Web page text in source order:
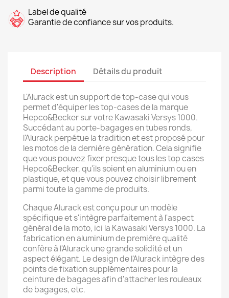
Label de qualité
Garantie de confiance sur vos produits.
Description Détails du produit
L'Alurack est un support de top-case qui vous
permet d'équiper les top-cases de la marque
Hepco&Becker sur votre Kawasaki Versys 1000.
Succédant au porte-bagages en tubes ronds,
l'Alurack perpétue la tradition et est proposé pour
les motos de la dernière génération. Cela signifie
que vous pouvez fixer presque tous les top cases
Hepco&Becker, qu'ils soient en aluminium ou en
plastique, et que vous pouvez choisir librement
parmi toute la gamme de produits.
Chaque Alurack est conçu pour un modèle
spécifique et s'intègre parfaitement à l'aspect
général de la moto, ici la Kawasaki Versys 1000. La
fabrication en aluminium de première qualité
confère à l'Alurack une grande solidité et un
aspect élégant. Le design de l'Alurack intègre des
points de fixation supplémentaires pour la
ceinture de bagages afin d'attacher les rouleaux
de bagages, etc.